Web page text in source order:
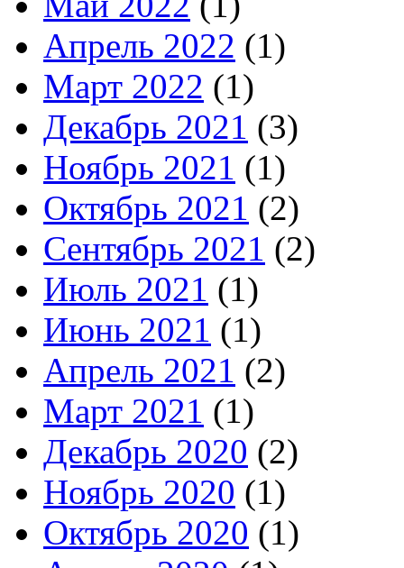
Апрель 2022 (1)
Март 2022 (1)
Декабрь 2021 (3)
Ноябрь 2021 (1)
Октябрь 2021 (2)
Сентябрь 2021 (2)
Июль 2021 (1)
Июнь 2021 (1)
Апрель 2021 (2)
Март 2021 (1)
Декабрь 2020 (2)
Ноябрь 2020 (1)
Октябрь 2020 (1)